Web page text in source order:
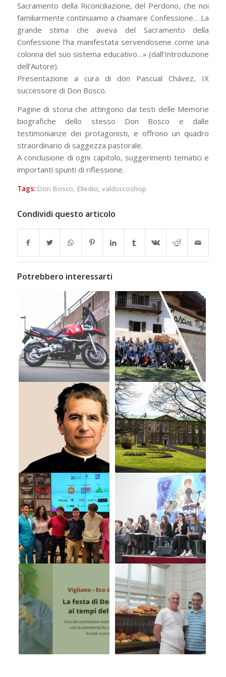
Sacramento della Riconciliazione, del Perdono, che noi
familiarmente continuiamo a chiamare Confessione… La
grande stima che aveva del Sacramento della
Confessione l’ha manifestata servendosene come una
colonna del suo sistema educativo…» (dall’Introduzione
dell’Autore).
Presentazione a cura di don Pascual Chávez, IX
successore di Don Bosco.
Pagine di storia che attingono dai testi delle Memorie
biografiche dello stesso Don Bosco e dalle
testimonianze dei protagonisti, e offrono un quadro
straordinario di saggezza pastorale.
A conclusione di ogni capitolo, suggerimenti tematici e
importanti spunti di riflessione.
Tags: Don Bosco, Elledici, valdoccoshop
Condividi questo articolo
Potrebbero interessarti